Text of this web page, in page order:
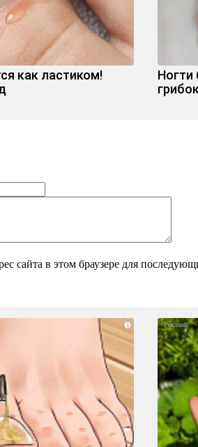
как ластиком!
сайта в этом браузере для
i